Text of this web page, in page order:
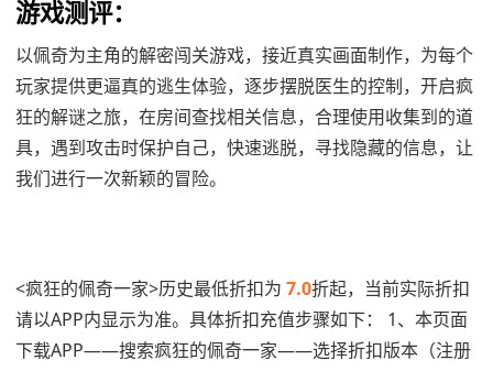
游戏测评：
以佩奇为主角的解密闯关游戏，接近真实画面制作，为每个
玩家提供更逼真的逃生体验，逐步摆脱医生的控制，开启疯
狂的解谜之旅，在房间查找相关信息，合理使用收集到的道
具，遇到攻击时保护自己，快速逃脱，寻找隐藏的信息，让
我们进行一次新颖的冒险。
<疯狂的佩奇一家>历史最低折扣为 7.0折起，当前实际折扣
请以APP内显示为准。具体折扣充值步骤如下： 1、本页面
下载APP——搜索疯狂的佩奇一家——选择折扣版本（注册